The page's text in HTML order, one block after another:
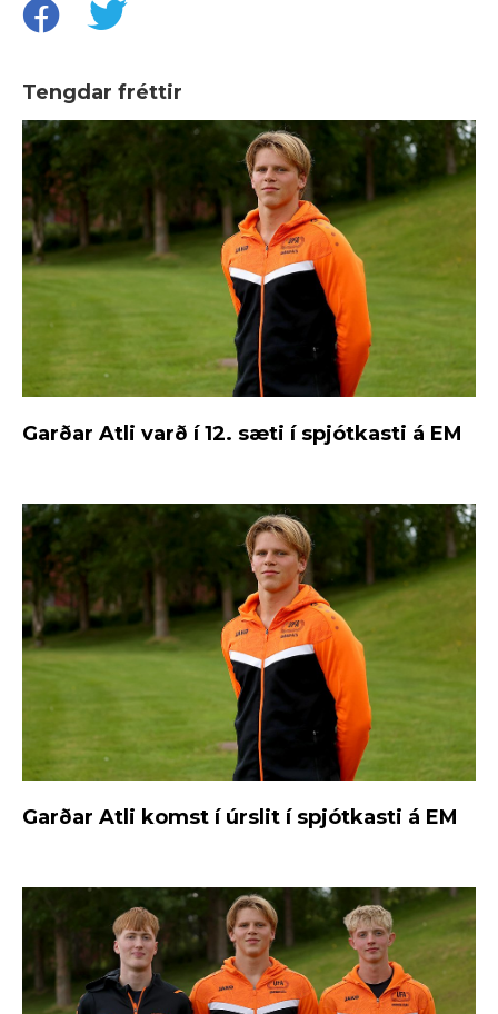
Tengdar fréttir
Garðar Atli varð í 12. sæti í spjótkasti á EM
Garðar Atli komst í úrslit í spjótkasti á EM